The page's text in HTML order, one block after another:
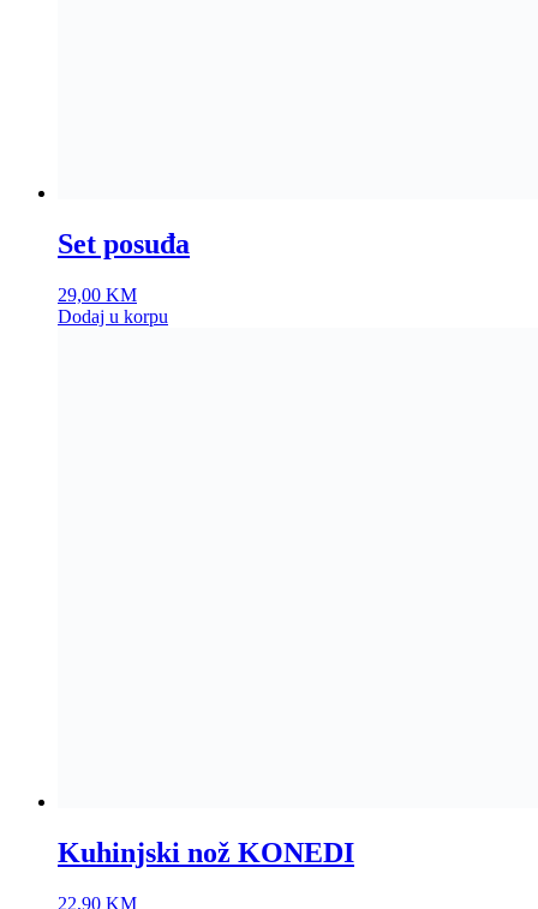
Set posuđa
29,00 KM
Dodaj u korpu
Kuhinjski nož KONEDI
22,90 KM